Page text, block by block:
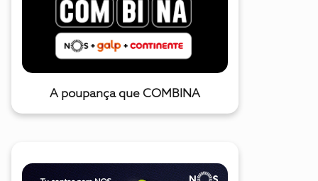
A poupança que COMBINA